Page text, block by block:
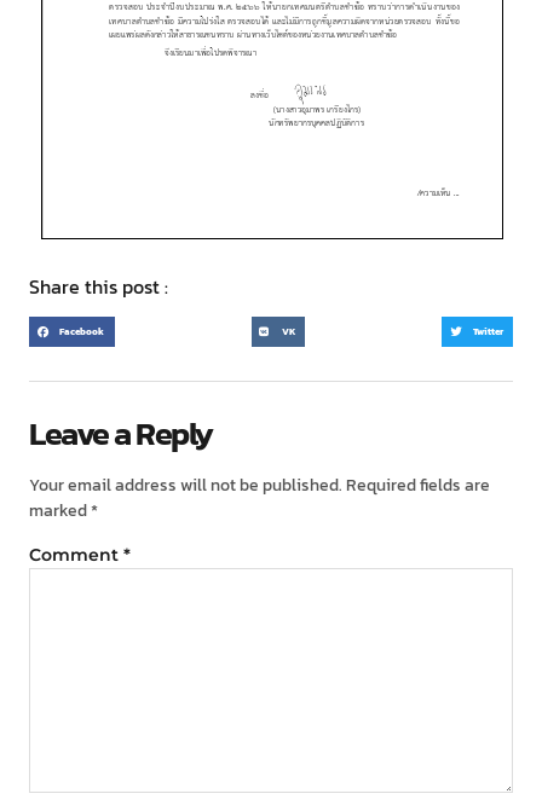
Share this post :
Facebook VK Twitter
Leave a Reply
Your email address will not be published. Required fields are
marked*
Comment *